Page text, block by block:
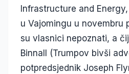
Infrastructure and
u Vajomingu u novembru
su vlasnici nepoznati, a
Binnall (Trumpov bivši
potpredsjednik Joseph